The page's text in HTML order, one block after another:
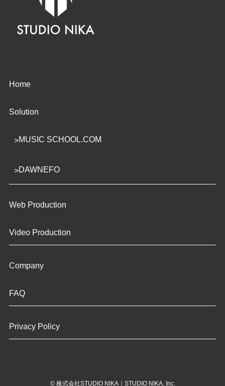
Home
Solution
MUSIC SCHOOL.COM
DAWNEFO
Web Production
Video Production
Company
FAQ
Privacy Policy
©株式会社STUDIO NIKA｜STUDIO NIKA, Inc.